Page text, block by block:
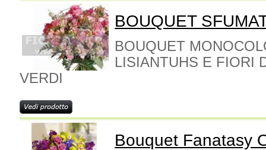
BOUQUET
BOUQUET
LISIANTUHS E FIORI
VERDI
Bouquet Fanatasy